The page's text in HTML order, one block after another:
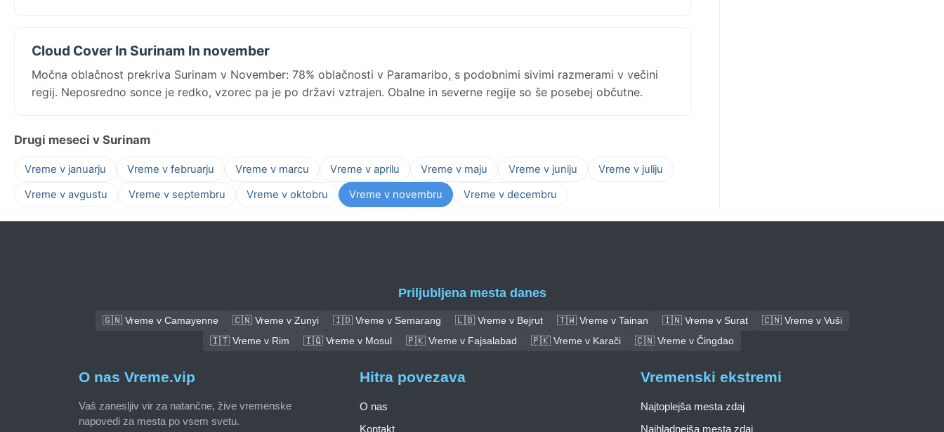
Cloud Cover In Surinam In november
Močna oblačnost prekriva Surinam v November: 78% oblačnosti v Paramaribo, s podobnimi sivimi razmerami v večini
regij. Neposredno sonce je redko, vzorec pa je po državi vztrajen. Obalne in severne regije so še posebej občutne.
Drugi meseci v Surinam
Vreme v januarju Vreme v februarju Vreme v marcu Vreme v aprilu Vreme v maju Vreme v juniju
Vreme v juliju
Vreme v avgustu
Vreme v septembru Vreme v oktobru Vreme v novembru Vreme v decembru
Priljubljena mesta danes
🇬🇳 Vreme v Camayenne 🇨🇳 Vreme v Zunyi 🇮🇩 Vreme v Semarang 🇱🇧 Vreme v Bejrut 🇹🇼 Vreme v Tainan 🇮🇳 Vreme v Surat
🇨🇳 Vreme v Vuši
🇮🇹 Vreme v Rim
🇮🇶 Vreme v Mosul 🇵🇰 Vreme v Fajsalabad 🇵🇰 Vreme v Karači 🇨🇳 Vreme v Čingdao
O nas Vreme.vip
Vaš zanesljiv vir za natančne, žive vremenske
napovedi za mesta po vsem svetu.
Hitra povezava
O nas
Kontakt
Vremenski ekstremi
Najtoplejša mesta zdaj
Najhladnejša mesta zdaj